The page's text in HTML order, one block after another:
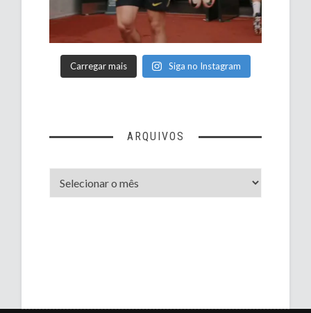
Carregar mais Siga no Instagram
ARQUIVOS